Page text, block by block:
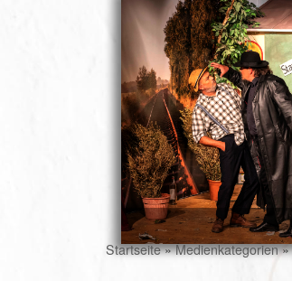
Startseite » Medienkategorien »